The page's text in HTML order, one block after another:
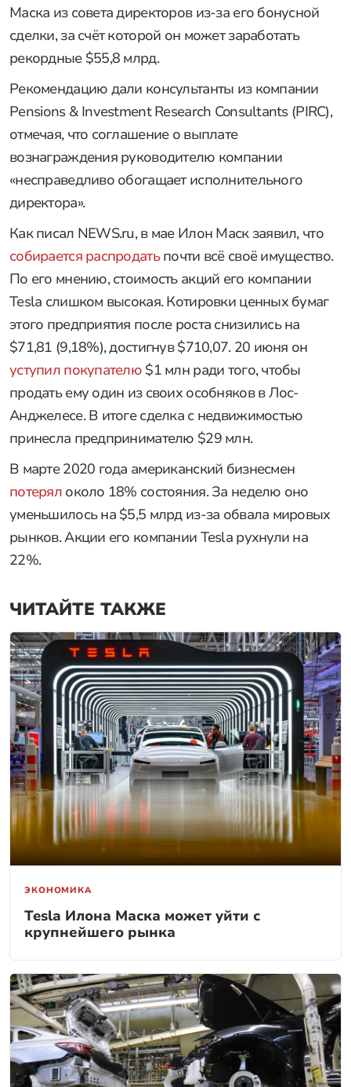
Маска из совета директоров из-за его бонусной
сделки, за счёт которой он может заработать
рекордные $55,8 млрд.
Рекомендацию дали консультанты из компании
Pensions & Investment Research Consultants (PIRC),
отмечая, что соглашение о выплате
вознаграждения руководителю компании
«несправедливо обогащает исполнительного
директора».
Как писал NEWS.ru, в мае Илон Маск заявил, что
собирается распродатьпочти всё своё имущество.
По его мнению, стоимость акций его компании
Tesla слишком высокая. Котировки ценных бумаг
этого предприятия после роста снизились на
$71,81 (9,18%), достигнув $710,07. 20 июня он
уступил покупателю $1 млн ради того, чтобы
продать ему один из своих особняков в Лос-
Анджелесе. В итоге сделка с недвижимостью
принесла предпринимателю $29 млн.
В марте 2020 года американский бизнесмен
потерялоколо 18% состояния. За неделю оно
уменьшилось на $5,5 млрд из-за обвала мировых
рынков. Акции его компании Tesla рухнули на
22%.
ЧИТАЙТЕ ТАКЖЕ
ЭКОНОМИКА
Tesla Илона Маска может уйти с
крупнейшего рынка